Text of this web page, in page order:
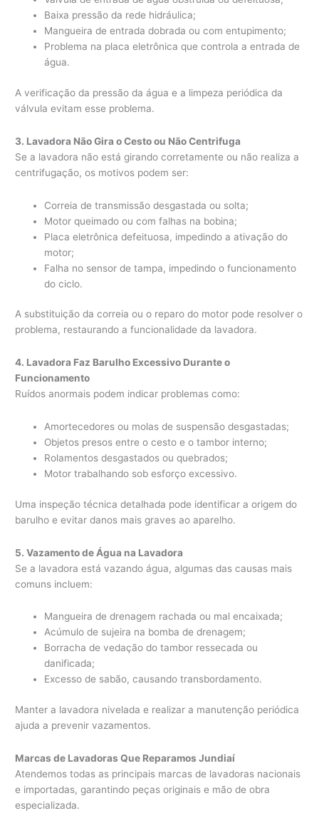
Baixa pressão da rede hidráulica;
Mangueira de entrada dobrada ou com entupimento;
Problema na placa eletrônica que controla a entrada de
água.
A verificação da pressão da água e a limpeza periódica da
válvula evitam esse problema.
3. Lavadora Não Gira o Cesto ou Não Centrifuga
Se a lavadora não está girando corretamente ou não realiza a
centrifugação, os motivos podem ser:
Correia de transmissão desgastada ou solta;
Motor queimado ou com falhas na bobina;
Placa eletrônica defeituosa, impedindo a ativação do
motor;
Falha no sensor de tampa, impedindo o funcionamento
do ciclo.
A substituição da correia ou o reparo do motor pode resolver o
problema, restaurando a funcionalidade da lavadora.
4. Lavadora Faz Barulho Excessivo Durante o
Funcionamento
Ruídos anormais podem indicar problemas como:
Amortecedores ou molas de suspensão desgastadas;
Objetos presos entre o cesto e o tambor interno;
Rolamentos desgastados ou quebrados;
Motor trabalhando sob esforço excessivo.
Uma inspeção técnica detalhada pode identificar a origem do
barulho e evitar danos mais graves ao aparelho.
5. Vazamento de Água na Lavadora
Se a lavadora está vazando água, algumas das causas mais
comuns incluem:
Mangueira de drenagem rachada ou mal encaixada;
Acúmulo de sujeira na bomba de drenagem;
Borracha de vedação do tambor ressecada ou
danificada;
Excesso de sabão, causando transbordamento.
Manter a lavadora nivelada e realizar a manutenção periódica
ajuda a prevenir vazamentos.
Marcas de Lavadoras Que Reparamos Jundiaí
Atendemos todas as principais marcas de lavadoras nacionais
e importadas, garantindo peças originais e mão de obra
especializada.